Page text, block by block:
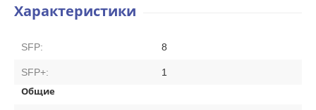
Характеристики
SFP: 8
SFP+: 1
Общие